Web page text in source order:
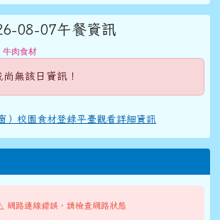
08-07午餐資訊
牛肉食材
無該日資訊！
）校園食材登錄平臺觀看詳細資訊
網路連線錯誤，請檢查網路狀態